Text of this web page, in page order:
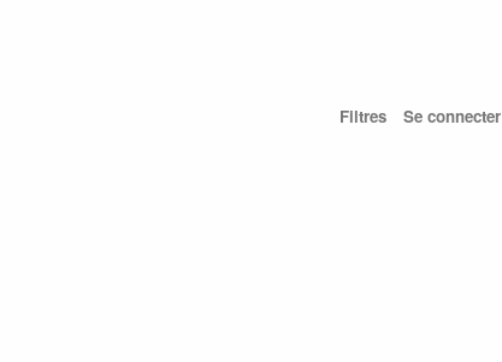
Filtres Se connecter